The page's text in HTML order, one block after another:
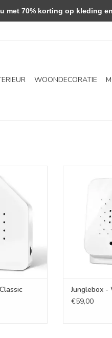
WOONDECORATIE
TOEVOEGEN
Junglebox -
€59,00
met 70% korting op kleding